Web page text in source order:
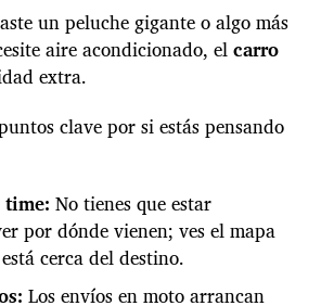
C
u
a
n
o
a
m
o
r
l
un peluche gigante o algo más
aire acondicionado, elcarro
extra.
clave por si estás pensando
time: No tienes que estar
por dónde vienen; ves el mapa
cerca del destino.
Los envíos en moto arrancan